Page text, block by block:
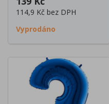
114,9 Kč bez DPH
Vyprodáno